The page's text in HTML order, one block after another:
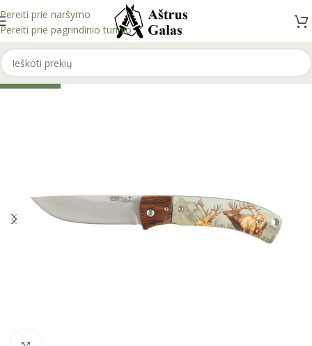
Pereiti prie naršymo
Pereiti prie pagrindinio turinio